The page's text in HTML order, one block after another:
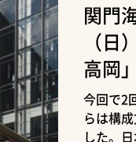
関門
（
高岡
今回で2
らは構
した。